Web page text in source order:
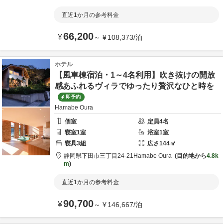
直近1か月の参考料金
¥66,200～ ¥108,373/泊
ホテル
【風車棟宿泊・1～4名利用】吹き抜けの開放
感あふれるヴィラでゆったり贅沢なひと時を
即予約
Hamabe Oura
個室
定員4名
寝室1室 浴室1室
寝具3組 広さ144㎡
静岡県下田市三丁目24-21 Hamabe Oura 目的地から4.8k
m
直近1か月の参考料金
¥90,700～ ¥146,667/泊